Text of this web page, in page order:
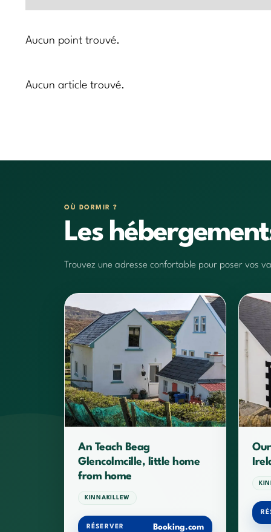
Aucun point trouvé.
Aucun article trouvé.
OÙ DORMIR ?
Les
Trouvez une adresse confortable pour poser vos
An Teach Beag
Glencolmcille, little home
from home
KINNAKILLEW
RÉSERVER Booking.com